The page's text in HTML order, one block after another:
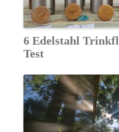
6 Edelstahl
Test